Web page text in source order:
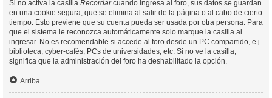
Si no activa la casilla Recordarcuando ingresa al foro, sus datos se guardan
en una cookie segura, que se elimina al salir de la página o al cabo de cierto
tiempo. Esto previene que su cuenta pueda ser usada por otra persona. Para
que el sistema le reconozca automáticamente solo marque la casilla al
ingresar. No es recomendable si accede al foro desde un PC compartido, e.j.
biblioteca, cyber-cafés, PCs de universidades, etc. Si no ve la casilla,
significa que la administración del foro ha deshabilitado la opción.
Arriba